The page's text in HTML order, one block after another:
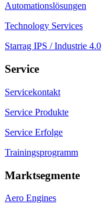
Automationslösungen
Technology Services
Starrag IPS / Industrie 4.0
Service
Servicekontakt
Service Produkte
Service Erfolge
Trainingsprogramm
Marktsegmente
Aero Engines